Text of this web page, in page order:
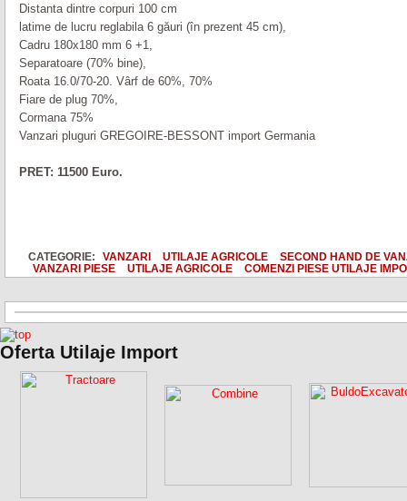
Distanta dintre corpuri 100 cm
latime de lucru reglabila 6 găuri (în prezent 45 cm),
Cadru 180x180 mm 6 +1,
Separatoare (70% bine),
Roata 16.0/70-20. Vârf de 60%, 70%
Fiare de plug 70%,
Cormana 75%
Vanzari pluguri GREGOIRE-BESSONT import Germania
PRET: 11500 Euro.
CATEGORIE: VANZARI UTILAJE AGRICOLE
SECOND HAND DE
VANZARI PIESE
UTILAJE AGRICOLE COMENZI PIESE UTILAJE
Oferta Utilaje Import